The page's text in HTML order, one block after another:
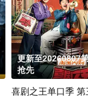
更新至20260807
抢先
喜剧之王单口季 第